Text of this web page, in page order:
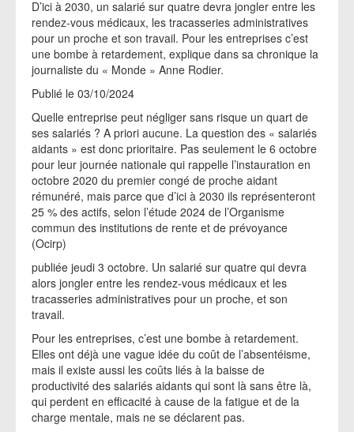
D’ici à 2030, un salarié sur quatre devra jongler entre les
rendez-vous médicaux, les tracasseries administratives
pour un proche et son travail. Pour les entreprises c’est
une bombe à retardement, explique dans sa chronique la
journaliste du « Monde » Anne Rodier.
Publié le 03/10/2024
Quelle entreprise peut négliger sans risque un quart de
ses salariés ? A priori aucune. La question des « salariés
aidants » est donc prioritaire. Pas seulement le 6 octobre
pour leur journée nationale qui rappelle l’instauration en
octobre 2020 du premier congé de proche aidant
rémunéré, mais parce que d’ici à 2030 ils représenteront
25 % des actifs, selon l’étude 2024 de l’Organisme
commun des institutions de rente et de prévoyance
(Ocirp)
publiée jeudi 3 octobre. Un salarié sur quatre qui devra
alors jongler entre les rendez-vous médicaux et les
tracasseries administratives pour un proche, et son
travail.
Pour les entreprises, c’est une bombe à retardement.
Elles ont déjà une vague idée du coût de l’absentéisme,
mais il existe aussi les coûts liés à la baisse de
productivité des salariés aidants qui sont là sans être là,
qui perdent en efficacité à cause de la fatigue et de la
charge mentale, mais ne se déclarent pas.